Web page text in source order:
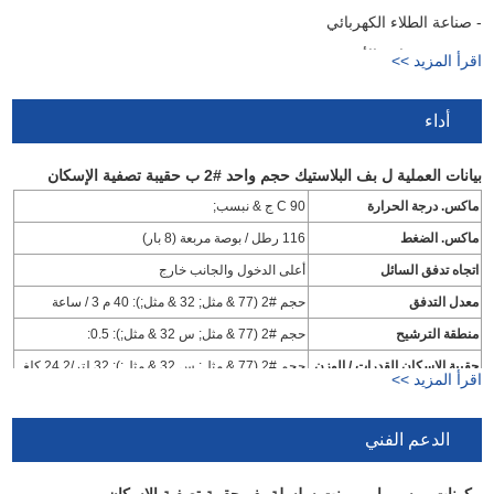
- صناعة الطلاء الكهربائي
Industry صناعة الأدوية
اقرأ المزيد >>
أداء
بيانات العملية ل بف البلاستيك حجم واحد #2 ب حقيبة تصفية الإسكان
ماكس. درجة الحرارة 90 C ج & نبسب;
ماكس. الضغط 116 رطل / بوصة مربعة (8 بار)
اتجاه تدفق السائل أعلى الدخول والجانب خارج
معدل التدفق حجم #2 (77 & مثل; 32 & مثل;): 40 م 3 / ساعة
منطقة الترشيح حجم #2 (77 & مثل; س 32 & مثل;): 0.5:
حقيبة الإسكان القدرات / الوزن حجم #2 (77 & مثل; س 32 & مثل;): 32 لتر/24.2 كلغ
اقرأ المزيد >>
الدعم الفني